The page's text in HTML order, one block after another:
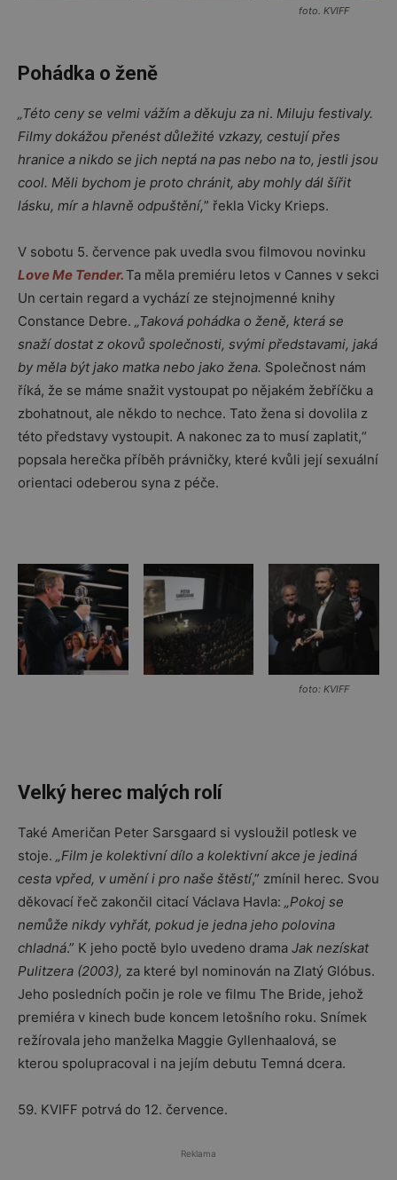
foto. KVIFF
Pohádka o ženě
„​Této ceny se velmi vážím a děkuju za ni. Miluju festivaly.
Filmy dokážou přenést důležité vzkazy, cestují přes
hranice a nikdo se jich neptá na pas nebo na to, jestli jsou
cool. Měli bychom je proto chránit, aby mohly dál šířit
lásku, mír a hlavně odpuštění,” řekla Vicky Krieps.
V sobotu 5. července pak uvedla svou filmovou novinku
Love Me Tender.Ta měla premiéru letos v Cannes v sekci
Un certain regard a vychází ze stejnojmenné knihy
Constance Debre. „Taková pohádka o ženě, která se
snaží dostat z okovů společnosti, svými představami, jaká
by měla být jako matka nebo jako žena. Společnost nám
říká, že se máme snažit vystoupat po nějakém žebříčku a
zbohatnout, ale někdo to nechce. Tato žena si dovolila z
této představy vystoupit. A nakonec za to musí zaplatit,“
popsala herečka příběh právničky, které kvůli její sexuální
orientaci odeberou syna z péče.
foto: KVIFF
Velký herec malých rolí
Také Američan Peter Sarsgaard si vysloužil potlesk ve
stoje. ​ „​Film je kolektivní dílo a kolektivní akce je jediná
cesta vpřed, v umění i pro naše štěstí,” zmínil herec. Svou
děkovací řeč zakončil citací Václava Havla: ​ „​Pokoj se
nemůže nikdy vyhřát, pokud je jedna jeho polovina
chladná.” K jeho poctě bylo uvedeno drama Jak nezískat
Pulitzera (2003), za které byl nominován na Zlatý Glóbus.
Jeho posledních počin je role ve filmu The Bride, jehož
premiéra v kinech bude koncem letošního roku. Snímek
režírovala jeho manželka Maggie Gyllenhaalová, se
kterou spolupracoval i na jejím debutu Temná dcera.
59. KVIFF potrvá do 12. července.
Reklama